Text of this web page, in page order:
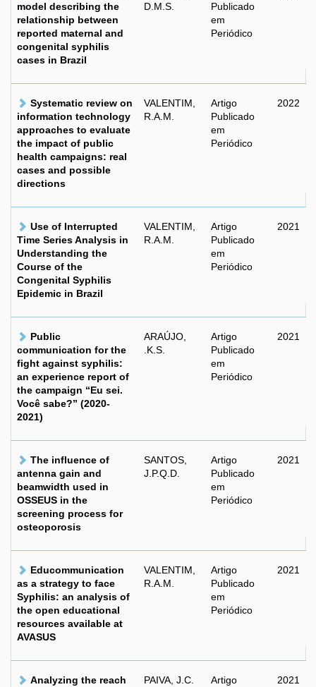
model describing the
relationship between
reported maternal and
congenital syphilis
cases in Brazil
D.M.S.
Publicado
em
Periódico
Systematic review on
information technology
approaches to evaluate
the impact of public
health campaigns: real
cases and possible
directions
VALENTIM,
R.A.M.
Artigo
Publicado
em
Periódico
2022
Use of Interrupted
Time Series Analysis in
Understanding the
Course of the
Congenital Syphilis
Epidemic in Brazil
VALENTIM,
R.A.M.
Artigo
Publicado
em
Periódico
2021
Public
communication for the
fight against syphilis:
an experience report of
the campaign “Eu sei.
Você sabe?” (2020-
2021)
ARAÚJO,
.K.S.
Artigo
Publicado
em
Periódico
2021
The influence of
antenna gain and
beamwidth used in
OSSEUS in the
screening process for
osteoporosis
SANTOS,
J.P.Q.D.
Artigo
Publicado
em
Periódico
2021
Educommunication
as a strategy to face
Syphilis: an analysis of
the open educational
resources available at
AVASUS
VALENTIM,
R.A.M.
Artigo
Publicado
em
Periódico
2021
Analyzing the reach
PAIVA, J.C.
Artigo
2021